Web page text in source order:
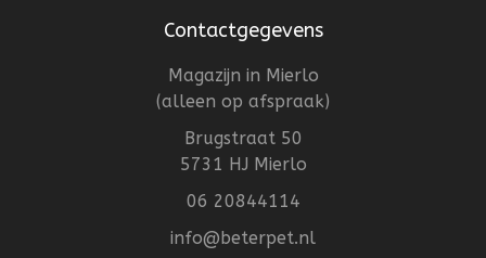
Contactgegevens
Magazijn in Mierlo
(alleen op afspraak)
Brugstraat 50
5731 HJ Mierlo
06 20844114
info@beterpet.nl